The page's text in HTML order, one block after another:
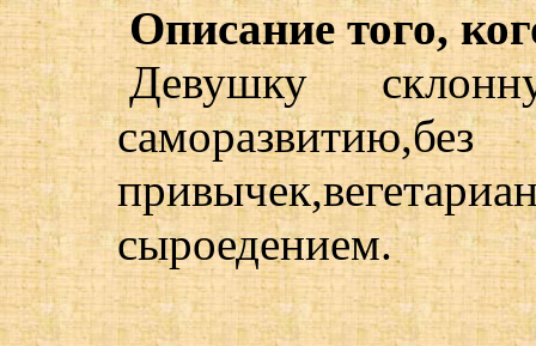
Описание того,
Девушку
сыроедением.